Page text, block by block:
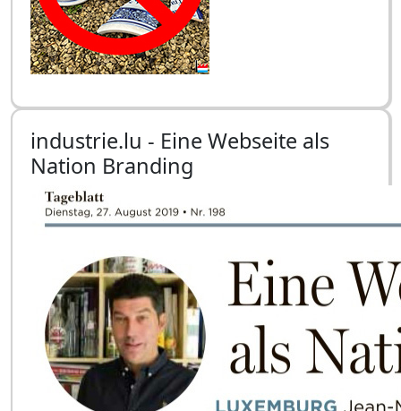
industrie.lu - Eine Webseite als
Nation Branding